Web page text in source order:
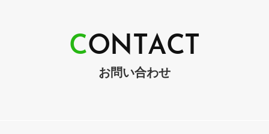
CON T AC T
お問い合わせ